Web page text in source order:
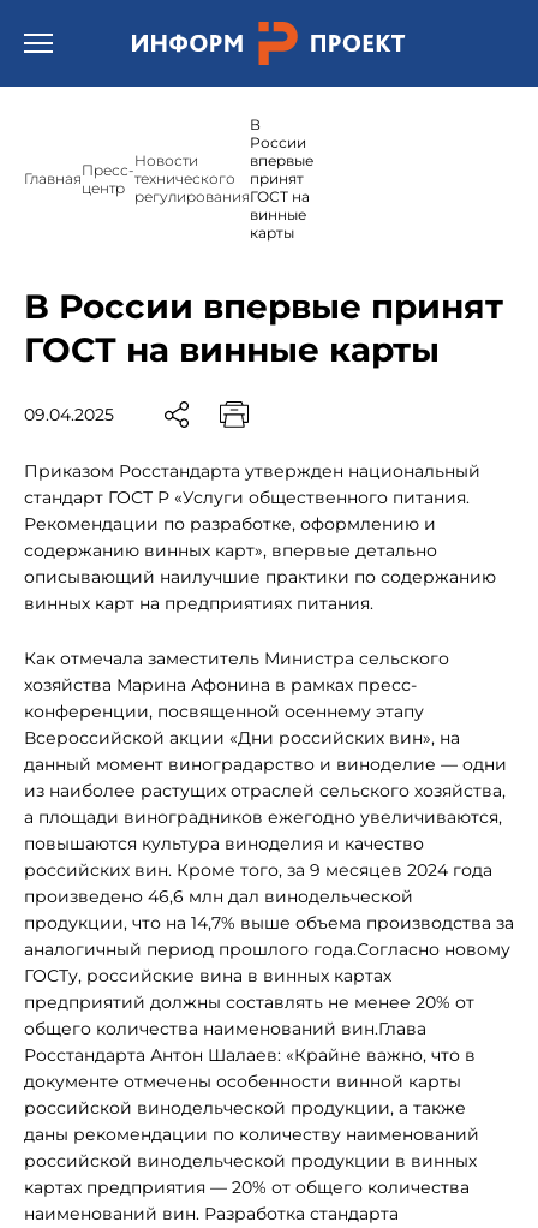
Открыть бургер меню.
ГлавнаяПресс-
центр
Новости
технического
регулирования
В
России
впервые
принят
ГОСТ на
винные
карты
В России впервые принят
ГОСТ на винные карты
09.04.2025
Приказом Росстандарта утвержден национальный
стандарт ГОСТ Р «Услуги общественного питания.
Рекомендации по разработке, оформлению и
содержанию винных карт», впервые детально
описывающий наилучшие практики по содержанию
винных карт на предприятиях питания.
Как отмечала заместитель Министра сельского
хозяйства Марина Афонина в рамках пресс-
конференции, посвященной осеннему этапу
Всероссийской акции «Дни российских вин», на
данный момент виноградарство и виноделие — одни
из наиболее растущих отраслей сельского хозяйства,
а площади виноградников ежегодно увеличиваются,
повышаются культура виноделия и качество
российских вин. Кроме того, за 9 месяцев 2024 года
произведено 46,6 млн дал винодельческой
продукции, что на 14,7% выше объема производства за
аналогичный период прошлого года.Согласно новому
ГОСТу, российские вина в винных картах
предприятий должны составлять не менее 20% от
общего количества наименований вин.Глава
Росстандарта Антон Шалаев: «Крайне важно, что в
документе отмечены особенности винной карты
российской винодельческой продукции, а также
даны рекомендации по количеству наименований
российской винодельческой продукции в винных
картах предприятия — 20% от общего количества
наименований вин. Разработка стандарта